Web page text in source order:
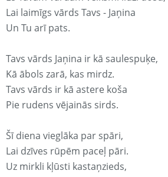
Lai laimīgs vārds Tavs - Jaņina
Un Tu arī pats.
Tavs vārds Jaņina ir kā saulespuķe,
Kā ābols zarā, kas mirdz.
Tavs vārds ir kā astere koša
Pie rudens vējainās sirds.
Šī diena vieglāka par spāri,
Lai dzīves rūpēm paceļ pāri.
Uz mirkli kļūsti kastaņzieds,